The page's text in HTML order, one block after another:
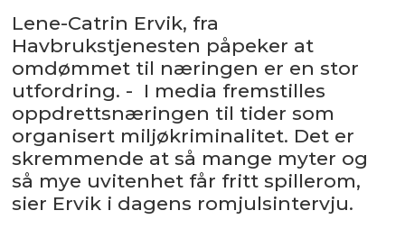
Lene-Catrin Ervik, fra
Havbrukstjenesten påpeker at
omdømmet til næringen er en stor
utfordring. - I media fremstilles
oppdrettsnæringen til tider som
organisert miljøkriminalitet. Det er
skremmende at så mange myter og
så mye uvitenhet får fritt spillerom,
sier Ervik i dagens romjulsintervju.